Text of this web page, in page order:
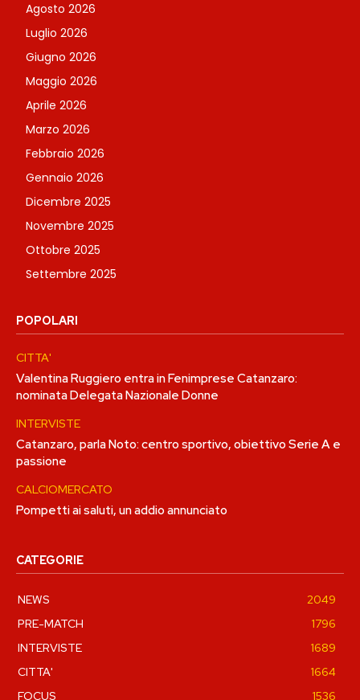
Agosto 2026
Luglio 2026
Giugno 2026
Maggio 2026
Aprile 2026
Marzo 2026
Febbraio 2026
Gennaio 2026
Dicembre 2025
Novembre 2025
Ottobre 2025
Settembre 2025
POPOLARI
CITTA'
Valentina Ruggiero entra in Fenimprese Catanzaro:
nominata Delegata Nazionale Donne
INTERVISTE
Catanzaro, parla Noto: centro sportivo, obiettivo Serie A e
passione
CALCIOMERCATO
Pompetti ai saluti, un addio annunciato
CATEGORIE
NEWS
2049
PRE-MATCH
1796
INTERVISTE
1689
CITTA'
1664
FOCUS
1536